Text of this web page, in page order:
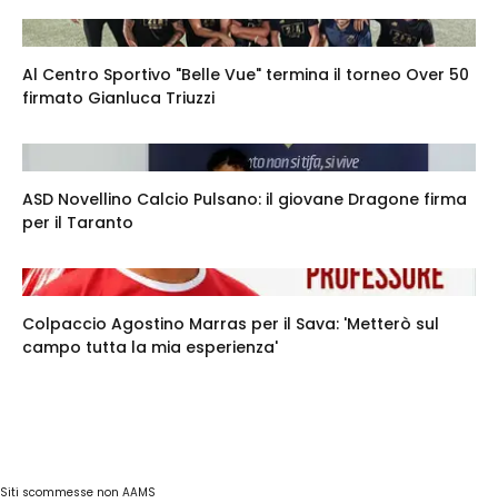
Al Centro Sportivo "Belle Vue" termina il torneo Over 50
firmato Gianluca Triuzzi
ASD Novellino Calcio Pulsano: il giovane Dragone firma
per il Taranto
Colpaccio Agostino Marras per il Sava: 'Metterò sul
campo tutta la mia esperienza'
Siti scommesse non AAMS